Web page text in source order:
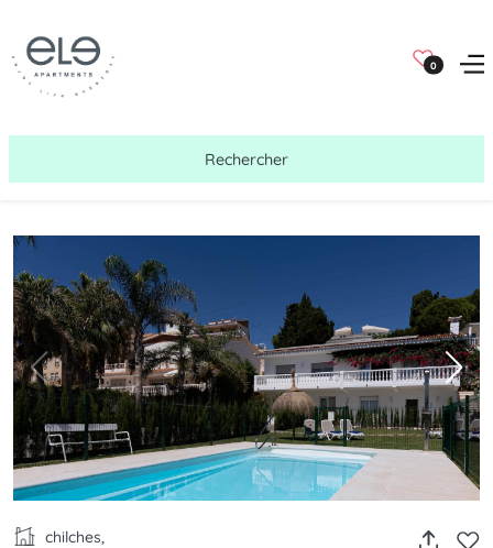
0
Rechercher
chilches,